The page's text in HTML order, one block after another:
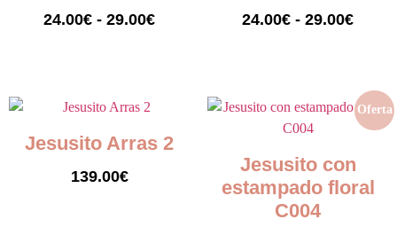
24.00€ - 29.00€ 24.00€ - 29.00€
Jesusito Arras 2
139.00€
Oferta
Jesusito con
estampado floral
C004